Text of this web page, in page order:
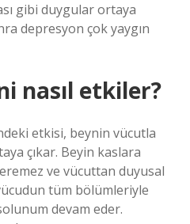
gibi duygular ortaya
depresyon çok yaygın
nasıl etkiler?
etkisi, beynin vücutla
çıkar. Beyin kaslara
ve vücuttan duyusal
tüm bölümleriyle
devam eder.